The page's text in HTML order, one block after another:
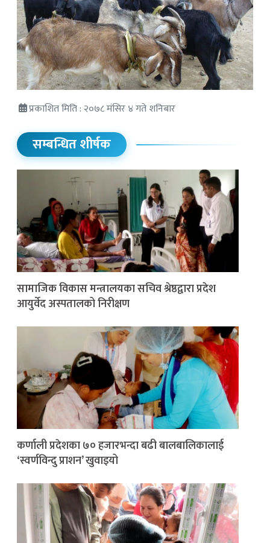
प्रकाशित मिति : २०७८ मंसिर ४ गते शनिबार
सम्बन्धित शीर्षक
सामाजिक विकास मन्त्रालयका सचिव श्रेष्ठद्वारा प्रदेश
आयुर्वेद अस्पतालको निरीक्षण
कर्णाली प्रदेशका ७० हजारभन्दा बढी बालबालिकालाई
‘स्वर्णविन्दु प्राशन’ खुवाइयो